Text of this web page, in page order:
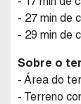
- 27 min de
- 29 min de
Sobre o
- Área do
- Terreno